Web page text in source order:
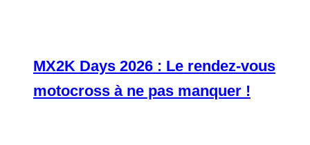
MX2K Days 2026 : Le rendez-vous
motocross à ne pas manquer !